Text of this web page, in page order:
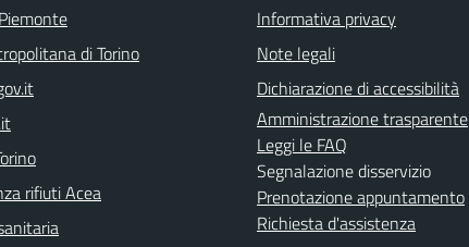
di Torino
rifiuti Acea
Informativa privacy
Note legali
Dichiarazione di accessibilità
Amministrazione trasparente
Leggi le FAQ
Segnalazione disservizio
Prenotazione appuntamento
Richiesta d'assistenza